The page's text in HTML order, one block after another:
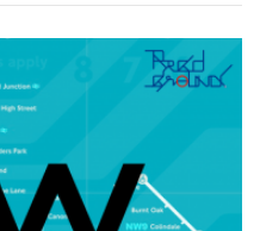
EMAIL